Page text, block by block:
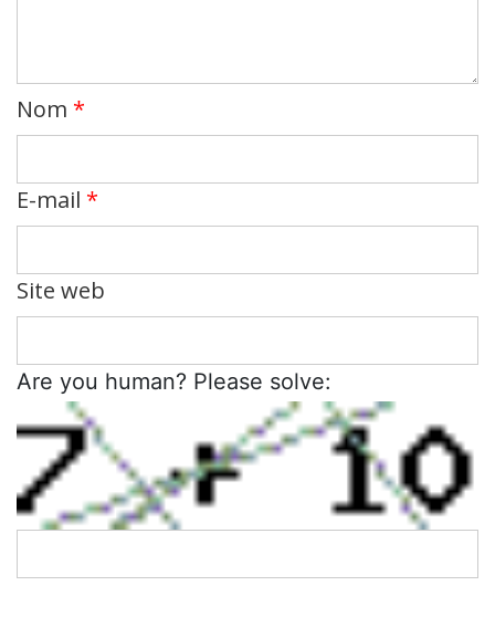
Nom *
E-mail *
Site web
Are you human? Please solve: